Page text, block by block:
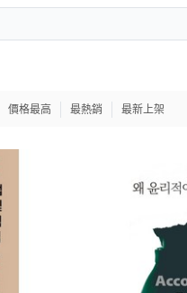
價格最高 最熱銷 最新上架